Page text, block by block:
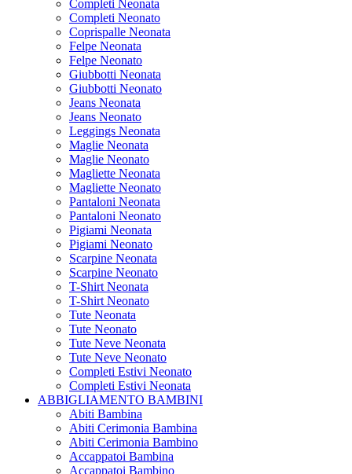
Completi Neonata
Completi Neonato
Coprispalle Neonata
Felpe Neonata
Felpe Neonato
Giubbotti Neonata
Giubbotti Neonato
Jeans Neonata
Jeans Neonato
Leggings Neonata
Maglie Neonata
Maglie Neonato
Magliette Neonata
Magliette Neonato
Pantaloni Neonata
Pantaloni Neonato
Pigiami Neonata
Pigiami Neonato
Scarpine Neonata
Scarpine Neonato
T-Shirt Neonata
T-Shirt Neonato
Tute Neonata
Tute Neonato
Tute Neve Neonata
Tute Neve Neonato
Completi Estivi Neonato
Completi Estivi Neonata
ABBIGLIAMENTO BAMBINI
Abiti Bambina
Abiti Cerimonia Bambina
Abiti Cerimonia Bambino
Accappatoi Bambina
Accappatoi Bambino